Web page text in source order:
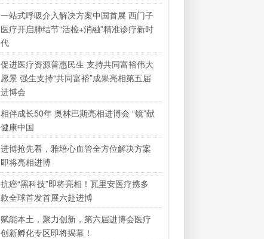
一站式呼吸介入解决方案中国首展 西门子
医疗开启肺结节“活检+消融”精准诊疗新时
代
促进医疗资源普惠民生 支持共同富裕伟大
愿景 强生支持“共同富裕”成果亮相第五届
进博会
相伴成长50年 奥林巴斯亮相进博会 “镜”献
健康中国
进博抢先看，雅培心血管全方位解决方案
即将亮相进博
抗癌“黑科技”即将亮相！瓦里安医疗携多
款全球首发首展六赴进博
赋能本土，聚力创新，第六届进博会医疗
创新孵化专区即将揭幕！